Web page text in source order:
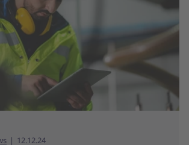
12.12.24